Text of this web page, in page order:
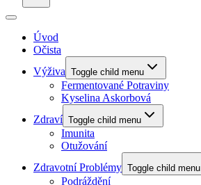
Úvod
Očista
Výživa Toggle child menu
Fermentované Potraviny
Kyselina Askorbová
Zdraví Toggle child menu
Imunita
Otužování
Zdravotní Problémy Toggle child menu
Podráždění